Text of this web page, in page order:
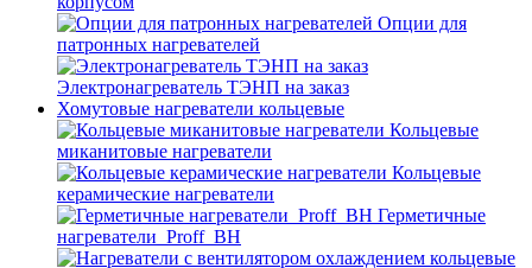
Опции для
патронных нагревателей
Электронагреватель ТЭНП на заказ
Хомутовые нагреватели кольцевые
Кольцевые
миканитовые нагреватели
Кольцевые
керамические нагреватели
Герметичные
нагреватели_Proff_BH